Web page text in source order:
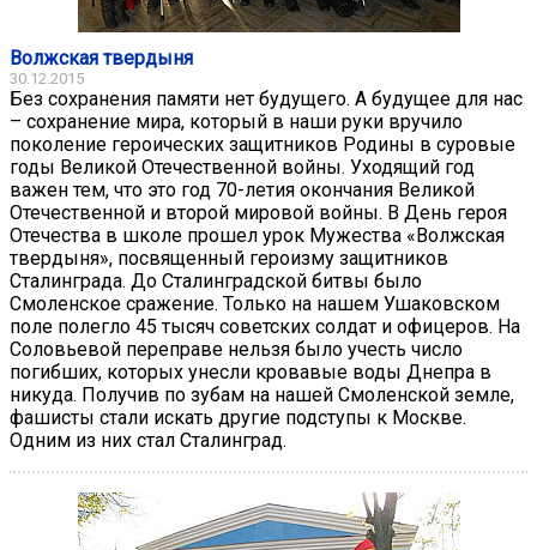
Волжская твердыня
30.12.2015
Без сохранения памяти нет будущего. А будущее для нас
– сохранение мира, который в наши руки вручило
поколение героических защитников Родины в суровые
годы Великой Отечественной войны. Уходящий год
важен тем, что это год 70-летия окончания Великой
Отечественной и второй мировой войны. В День героя
Отечества в школе прошел урок Мужества «Волжская
твердыня», посвященный героизму защитников
Сталинграда. До Сталинградской битвы было
Смоленское сражение. Только на нашем Ушаковском
поле полегло 45 тысяч советских солдат и офицеров. На
Соловьевой переправе нельзя было учесть число
погибших, которых унесли кровавые воды Днепра в
никуда. Получив по зубам на нашей Смоленской земле,
фашисты стали искать другие подступы к Москве.
Одним из них стал Сталинград.